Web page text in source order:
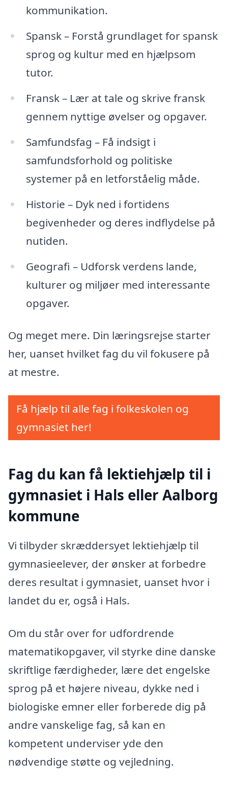
kommunikation.
Spansk – Forstå grundlaget for spansk
sprog og kultur med en hjælpsom
tutor.
Fransk – Lær at tale og skrive fransk
gennem nyttige øvelser og opgaver.
Samfundsfag – Få indsigt i
samfundsforhold og politiske
systemer på en letforståelig måde.
Historie – Dyk ned i fortidens
begivenheder og deres indflydelse på
nutiden.
Geografi – Udforsk verdens lande,
kulturer og miljøer med interessante
opgaver.
Og meget mere. Din læringsrejse starter
her, uanset hvilket fag du vil fokusere på
at mestre.
Få hjælp til alle fag i folkeskolen og
gymnasiet her!
Fag du kan få lektiehjælp til i
gymnasiet i Hals eller Aalborg
kommune
Vi tilbyder skræddersyet lektiehjælp til
gymnasieelever, der ønsker at forbedre
deres resultat i gymnasiet, uanset hvor i
landet du er, også i Hals.
Om du står over for udfordrende
matematikopgaver, vil styrke dine danske
skriftlige færdigheder, lære det engelske
sprog på et højere niveau, dykke ned i
biologiske emner eller forberede dig på
andre vanskelige fag, så kan en
kompetent underviser yde den
nødvendige støtte og vejledning.